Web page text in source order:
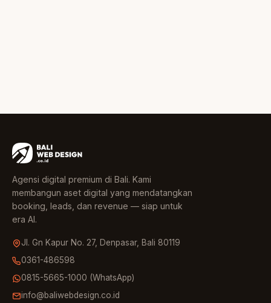
Agensi digital premium di Bali. Kami
membangun aset digital yang mendatangkan
booking, leads, dan revenue — siap untuk
era AI.
Jl. Gn Kapur No. 27, Denpasar, Bali 80119
0361-486598
0815-5665-1000 (WhatsApp)
info@baliwebdesign.co.id